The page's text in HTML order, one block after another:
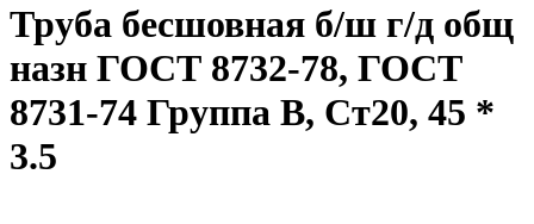
Труба бесшовная б/ш г/д общ
назн ГОСТ 8732-78, ГОСТ
8731-74 Группа В, Ст20, 45 *
3.5